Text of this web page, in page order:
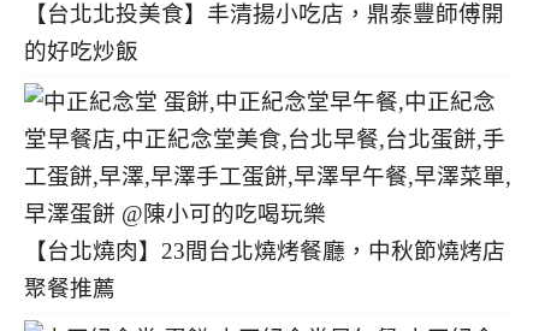
【台北北投美食】丰清揚小吃店，鼎泰豐師傅開
的好吃炒飯
【台北燒肉】23間台北燒烤餐廳，中秋節燒烤店
聚餐推薦